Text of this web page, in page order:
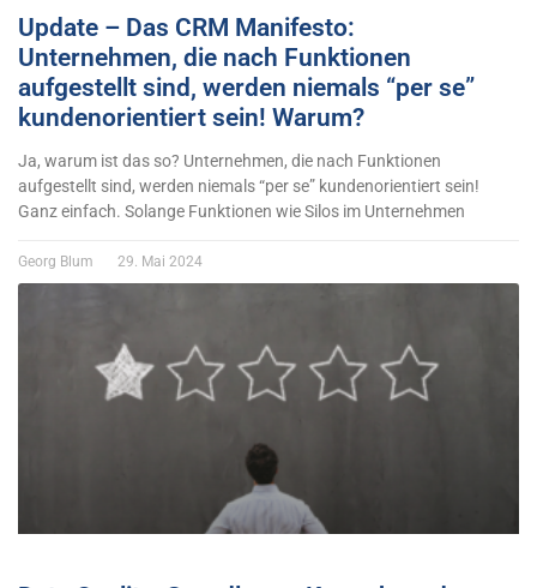
Update – Das CRM Manifesto:
Unternehmen, die nach Funktionen
aufgestellt sind, werden niemals “per se”
kundenorientiert sein! Warum?
Ja, warum ist das so? Unternehmen, die nach Funktionen
aufgestellt sind, werden niemals “per se” kundenorientiert sein!
Ganz einfach. Solange Funktionen wie Silos im Unternehmen
Georg Blum 29. Mai 2024